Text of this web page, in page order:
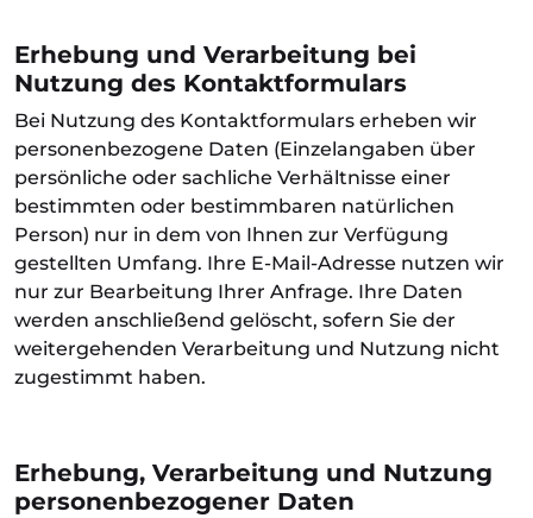
Erhebung und Verarbeitung bei
Nutzung des Kontaktformulars
Bei Nutzung des Kontaktformulars erheben wir
personenbezogene Daten (Einzelangaben über
persönliche oder sachliche Verhältnisse einer
bestimmten oder bestimmbaren natürlichen
Person) nur in dem von Ihnen zur Verfügung
gestellten Umfang. Ihre E-Mail-Adresse nutzen wir
nur zur Bearbeitung Ihrer Anfrage. Ihre Daten
werden anschließend gelöscht, sofern Sie der
weitergehenden Verarbeitung und Nutzung nicht
zugestimmt haben.
Erhebung, Verarbeitung und Nutzung
personenbezogener Daten